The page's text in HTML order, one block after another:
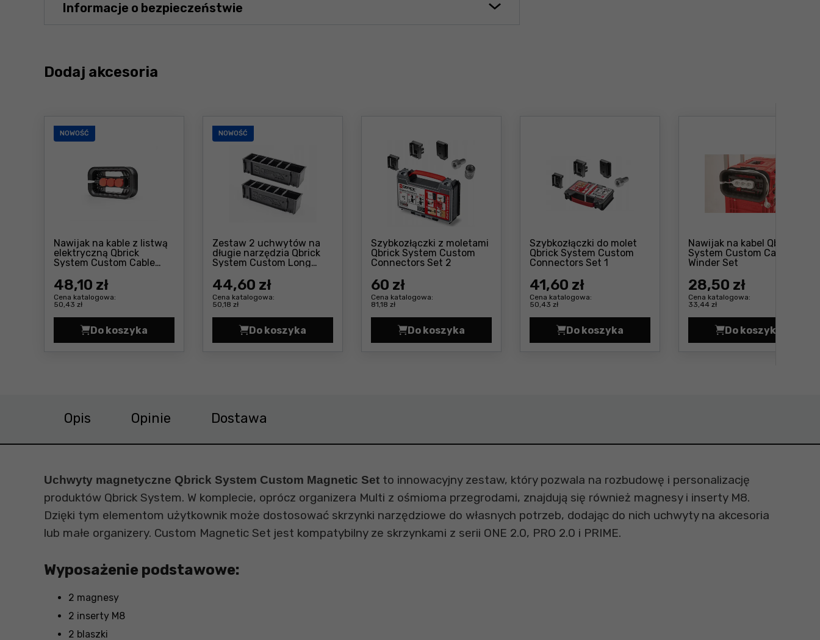
Informacje o bezpieczeństwie
Dodaj akcesoria
NOWOŚĆ
Nawijak na kable z listwą
elektryczną Qbrick
System Custom Cable
strip Set Cena: 48 ,10 zł
48,10 zł
Cena katalogowa:
50,43 zł
Do koszyka
Nawijak na kable z listwą elektryczną Qbrick System Custom Cable Winder with an electrical strip Set Cena 48,1 zł
NOWOŚĆ
Zestaw 2 uchwytów na
długie narzędzia Qbrick
System Custom Long
44,60 zł
Cena katalogowa:
50,18 zł
Do koszyka
Zestaw 2 uchwytów na długie narzędzia Qbrick System Custom Long Items Holder Cena 44,6 zł
Szybkozłączki z moletami
Qbrick System Custom
Connectors Set 2
60 zł
Cena katalogowa:
81,18 zł
Do koszyka
Szybkozłączki z moletami Qbrick System Custom Connectors Set 2 Cena
Szybkozłączki do molet
Qbrick System Custom
Connectors Set 1
41,60 zł
Cena katalogowa:
50,43 zł
Do koszyka
Szybkozłączki do molet Qbrick System
Nawijak na kabel Qbrick
System Custom Cable
Winder Set
28,50 zł
Cena katalogowa:
33,44 zł
Do koszyka
Nawijak na
Opis Opinie Dostawa
Uchwyty magnetyczne Qbrick System Custom Magnetic Set to innowacyjny zestaw, który pozwala na rozbudowę i personalizację
produktów Qbrick System. W komplecie, oprócz organizera Multi z ośmioma przegrodami, znajdują się również magnesy i inserty M8.
Dzięki tym elementom użytkownik może dostosować skrzynki narzędziowe do własnych potrzeb, dodając do nich uchwyty na akcesoria
lub małe organizery. Custom Magnetic Set jest kompatybilny ze skrzynkami z serii ONE 2.0, PRO 2.0 i PRIME.
Wyposażenie podstawowe:
2 magnesy
2 inserty M8
2 blaszki